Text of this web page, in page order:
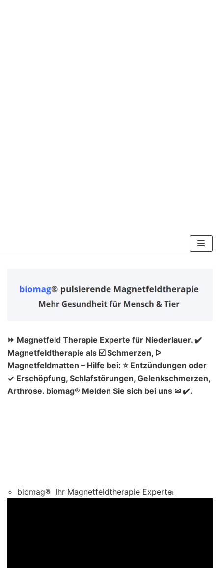
springen
⏩ Magnetfeld Therapie Experte für Niederlauer. ✔️
Magnetfeldtherapie als ☑️ Schmerzen, ᐅ
Magnetfeldmatten – Hilfe bei: ⭐ Entzündungen oder
✓ Erschöpfung, Schlafstörungen, Gelenkschmerzen,
Arthrose. biomag® Melden Sie sich bei uns ✉ ✔️.
biomag® Ihr Magnetfeldtherapie Experte.